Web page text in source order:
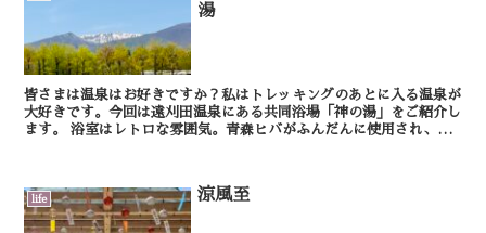
湯
皆さまは温泉はお好きですか？私はトレッキングのあとに入る温泉が
大好きです。今回は遠刈田温泉にある共同浴場「神の湯」をご紹介し
ます。 浴室はレトロな雰囲気。青森ヒバがふんだんに使用され、そ
life 涼風至